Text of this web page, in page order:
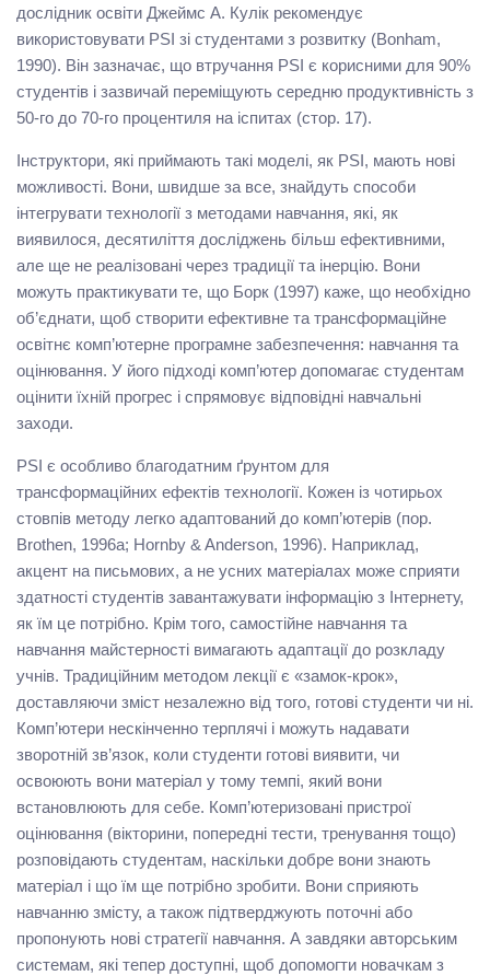
дослідник освіти Джеймс А. Кулік рекомендує
використовувати PSI зі студентами з розвитку (Bonham,
1990). Він зазначає, що втручання PSI є корисними для 90%
студентів і зазвичай переміщують середню продуктивність з
50-го до 70-го процентиля на іспитах (стор. 17).
Інструктори, які приймають такі моделі, як PSI, мають нові
можливості. Вони, швидше за все, знайдуть способи
інтегрувати технології з методами навчання, які, як
виявилося, десятиліття досліджень більш ефективними,
але ще не реалізовані через традиції та інерцію. Вони
можуть практикувати те, що Борк (1997) каже, що необхідно
об’єднати, щоб створити ефективне та трансформаційне
освітнє комп’ютерне програмне забезпечення: навчання та
оцінювання. У його підході комп’ютер допомагає студентам
оцінити їхній прогрес і спрямовує відповідні навчальні
заходи.
PSI є особливо благодатним ґрунтом для
трансформаційних ефектів технології. Кожен із чотирьох
стовпів методу легко адаптований до комп’ютерів (пор.
Brothen, 1996a; Hornby & Anderson, 1996). Наприклад,
акцент на письмових, а не усних матеріалах може сприяти
здатності студентів завантажувати інформацію з Інтернету,
як їм це потрібно. Крім того, самостійне навчання та
навчання майстерності вимагають адаптації до розкладу
учнів. Традиційним методом лекції є «замок-крок»,
доставляючи зміст незалежно від того, готові студенти чи ні.
Комп’ютери нескінченно терплячі і можуть надавати
зворотній зв’язок, коли студенти готові виявити, чи
освоюють вони матеріал у тому темпі, який вони
встановлюють для себе. Комп’ютеризовані пристрої
оцінювання (вікторини, попередні тести, тренування тощо)
розповідають студентам, наскільки добре вони знають
матеріал і що їм ще потрібно зробити. Вони сприяють
навчанню змісту, а також підтверджують поточні або
пропонують нові стратегії навчання. А завдяки авторським
системам, які тепер доступні, щоб допомогти новачкам з